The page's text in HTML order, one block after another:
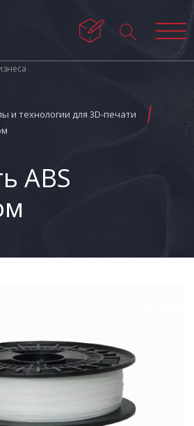
и технологии для 3D-печати
ABS